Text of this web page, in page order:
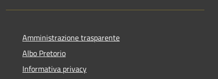
Amministrazione trasparente
Albo Pretorio
Informativa privacy